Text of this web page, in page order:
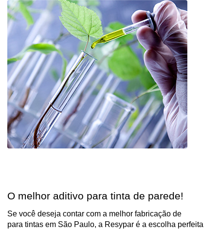
O melhor aditivo para tinta de parede!
Se você deseja contar com a melhor fabricação de
para tintas em São Paulo, a Resypar é a escolha perfeita